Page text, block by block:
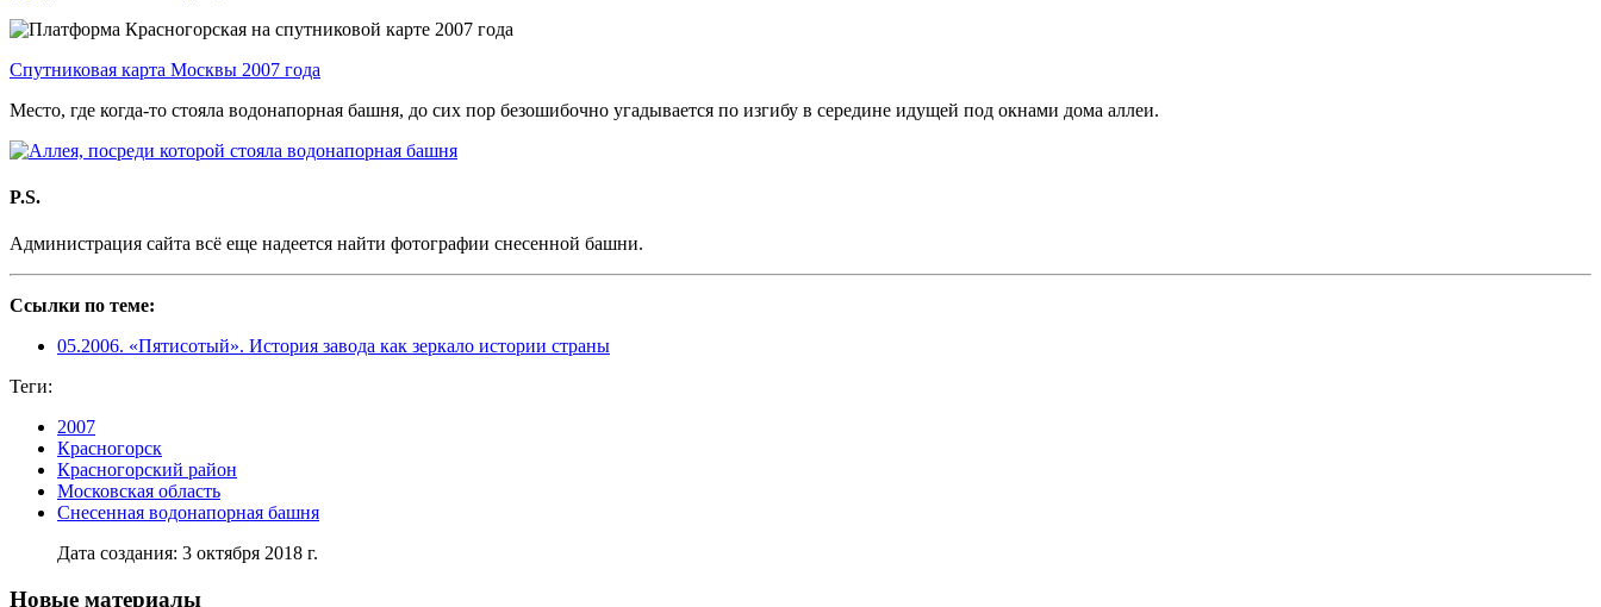
Спутниковая карта Москвы 2007 года
Место, где когда-то стояла водонапорная башня, до сих пор безошибочно угадывается по изгибу в середине идущей под окнами дома аллеи.
P.S.
Администрация сайта всё еще надеется найти фотографии снесенной башни.
Ссылки по теме:
05.2006. «Пятисотый». История завода как зеркало истории страны
Теги:
2007
Красногорск
Красногорский район
Московская область
Снесенная водонапорная башня
Дата создания: 3 октября 2018 г.
Новые материалы